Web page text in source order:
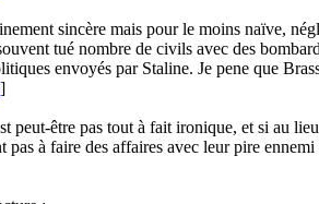
sincère mais pour le moins naïve,
tué nombre de civils avec des
envoyés par Staline. Je pene que
]
peut-être pas tout à fait ironique, et si au
pas à faire des affaires avec leur pire